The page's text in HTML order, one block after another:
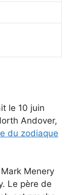
le 10 juin
Andover,
du zodiaque
Menery
Le père de